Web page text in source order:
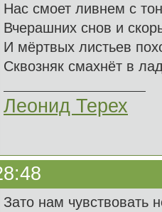
Нас смоет ливнем с
Вчерашних снов и
И мёртвых листьев
Сквозняк смахнёт в
Леонид Терех
Зато нам чувствовать